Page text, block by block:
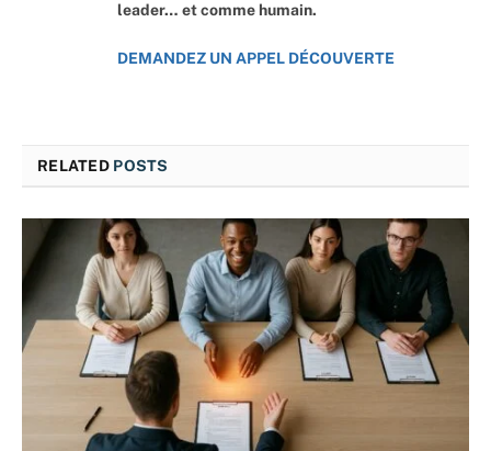
leader… et comme humain.
DEMANDEZ UN APPEL DÉCOUVERTE
RELATED POSTS